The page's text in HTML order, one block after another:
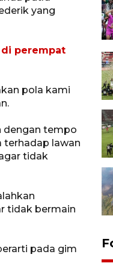
yang
perempat
pola kami
dengan tempo
terhadap lawan
tidak
tidak bermain
pada gim